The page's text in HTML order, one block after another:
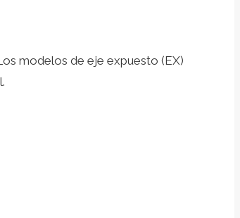
modelos de eje expuesto (EX)